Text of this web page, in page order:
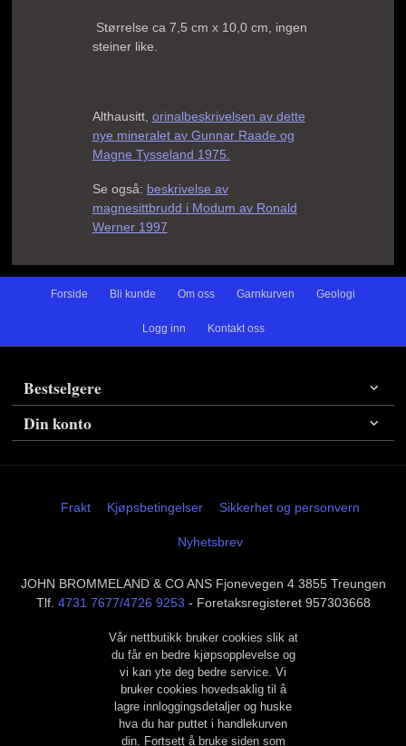
Størrelse ca 7,5 cm x 10,0 cm, ingen
steiner like.
Althausitt, orinalbeskrivelsen av dette
nye mineralet av Gunnar Raade og
Magne Tysseland 1975.
Se også: beskrivelse av
magnesittbrudd i Modum av Ronald
Werner 1997
Forside Bli kunde Om oss Garnkurven Geologi
Logg inn Kontakt oss
Bestselgere
Din konto
Frakt Kjøpsbetingelser Sikkerhet og personvern
Nyhetsbrev
JOHN BROMMELAND & CO ANS Fjonevegen 4 3855 Treungen
Tlf. 4731 7677/4726 9253 - Foretaksregisteret 957303668
Vår nettbutikk bruker cookies slik at
du får en bedre kjøpsopplevelse og
vi kan yte deg bedre service. Vi
bruker cookies hovedsaklig til å
lagre innloggingsdetaljer og huske
hva du har puttet i handlekurven
din. Fortsett å bruke siden som